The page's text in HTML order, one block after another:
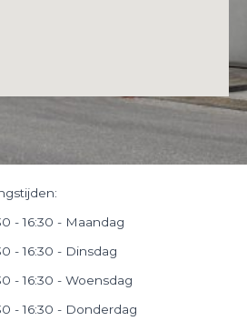
- 16:30 - Maandag
- 16:30 - Dinsdag
- 16:30 - Woensdag
- 16:30 - Donderdag